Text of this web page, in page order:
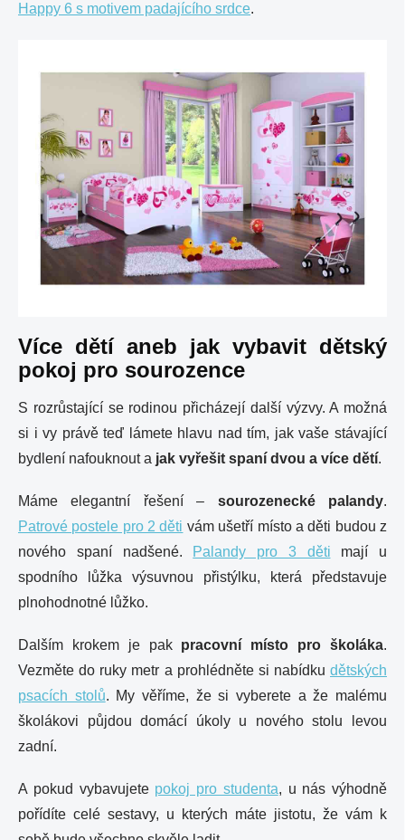
Happy 6 s motivem padajícího srdce.
Více dětí aneb jak vybavit dětský
pokoj pro sourozence
S rozrůstající se rodinou přicházejí další výzvy. A možná
si i vy právě teď lámete hlavu nad tím, jak vaše stávající
bydlení nafouknout a jak vyřešit spaní dvou a více dětí.
Máme elegantní řešení – sourozenecké palandy.
Patrové postele pro 2 děti vám ušetří místo a děti budou z
nového spaní nadšené.
Palandy pro 3 děti mají u
spodního lůžka výsuvnou přistýlku, která představuje
plnohodnotné lůžko.
Dalším krokem je pak pracovní místo pro školáka.
Vezměte do ruky metr a prohlédněte si nabídku dětských
psacích stolů. My věříme, že si vyberete a že malému
školákovi půjdou domácí úkoly u nového stolu levou
zadní.
A pokud vybavujete pokoj pro studenta, u nás výhodně
pořídíte celé sestavy, u kterých máte jistotu, že vám k